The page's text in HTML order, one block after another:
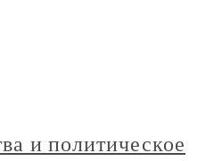
и политическое